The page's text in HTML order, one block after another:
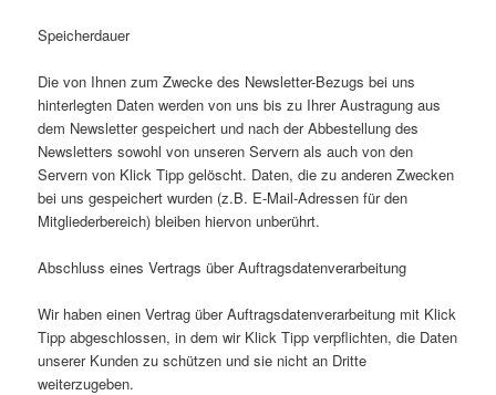
Speicherdauer
Die von Ihnen zum Zwecke des Newsletter-Bezugs bei uns
hinterlegten Daten werden von uns bis zu Ihrer Austragung aus
dem Newsletter gespeichert und nach der Abbestellung des
Newsletters sowohl von unseren Servern als auch von den
Servern von Klick Tipp gelöscht. Daten, die zu anderen Zwecken
bei uns gespeichert wurden (z.B. E-Mail-Adressen für den
Mitgliederbereich) bleiben hiervon unberührt.
Abschluss eines Vertrags über Auftragsdatenverarbeitung
Wir haben einen Vertrag über Auftragsdatenverarbeitung mit Klick
Tipp abgeschlossen, in dem wir Klick Tipp verpflichten, die Daten
unserer Kunden zu schützen und sie nicht an Dritte
weiterzugeben.